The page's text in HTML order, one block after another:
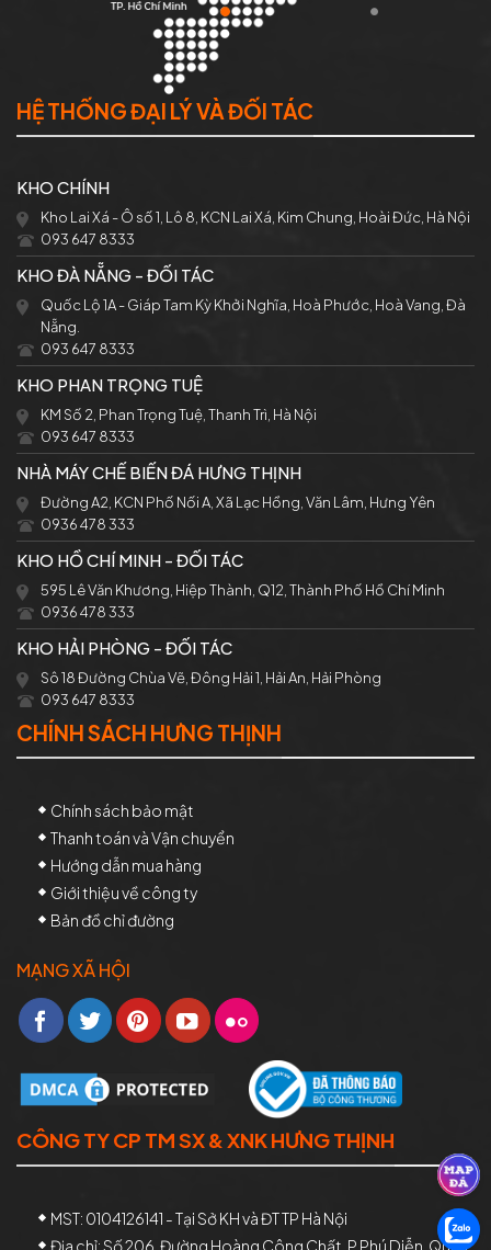
HỆ THỐNG ĐẠI LÝ VÀ ĐỐI TÁC
KHO CHÍNH
Kho Lai Xá - Ô số 1, Lô 8, KCN Lai Xá, Kim Chung, Hoài Đức, Hà Nội
093 647 8333
KHO ĐÀ NẴNG - ĐỐI TÁC
Quốc Lộ 1A - Giáp Tam Kỳ Khởi Nghĩa, Hoà Phước, Hoà Vang, Đà
Nẵng.
093 647 8333
KHO PHAN TRỌNG TUỆ
KM Số 2, Phan Trọng Tuệ, Thanh Trì, Hà Nội
093 647 8333
NHÀ MÁY CHẾ BIẾN ĐÁ HƯNG THỊNH
Đường A2, KCN Phố Nối A, Xã Lạc Hồng, Văn Lâm, Hưng Yên
0936 478 333
KHO HỒ CHÍ MINH - ĐỐI TÁC
595 Lê Văn Khương, Hiệp Thành, Q12, Thành Phố Hồ Chí Minh
0936 478 333
KHO HẢI PHÒNG - ĐỐI TÁC
Sô 18 Đường Chùa Vẽ, Đông Hải 1, Hải An, Hải Phòng
093 647 8333
CHÍNH SÁCH HƯNG THỊNH
Chính sách bảo mật
Thanh toán và Vận chuyển
Hướng dẫn mua hàng
Giới thiệu về công ty
Bản đồ chỉ đường
MẠNG XÃ HỘI
CÔNG TY CP TM SX & XNK HƯNG THỊNH
MST: 0104126141 - Tại Sở KH và ĐT TP Hà Nội
Địa chỉ: Số 206, Đường Hoàng Công Chất, P.Phú Diễn, Quận